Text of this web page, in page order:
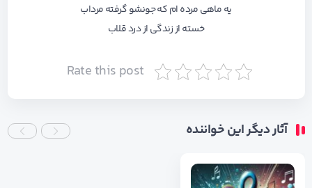
یه ماهی مرده ام که جونشو گرفته مرداب
خسته از زندگی از درد قلاب
Rate this post
آثار دیگر این خواننده